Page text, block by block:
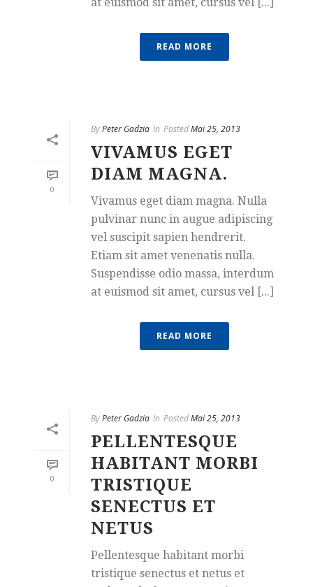
READ MORE
0
ByPeter Gadzia In PostedMai 25, 2013
VIVAMUS EGET
DIAM MAGNA.
Vivamus eget diam magna. Nulla
pulvinar nunc in augue adipiscing
vel suscipit sapien hendrerit.
Etiam sit amet venenatis nulla.
Suspendisse odio massa, interdum
at euismod sit amet, cursus vel [...]
READ MORE
0
ByPeter Gadzia In PostedMai 25, 2013
PELLENTESQUE
HABITANT MORBI
TRISTIQUE
SENECTUS ET
NETUS
Pellentesque habitant morbi
tristique senectus et netus et